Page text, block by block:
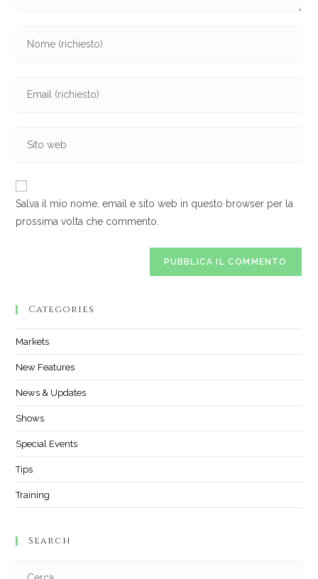
utente
commentare
web
(facoltativo)
Salva il mio nome, email e sito web in questo browser per la
prossima volta che commento.
Categories
Markets
New Features
News & Updates
Shows
Special Events
Tips
Training
Search